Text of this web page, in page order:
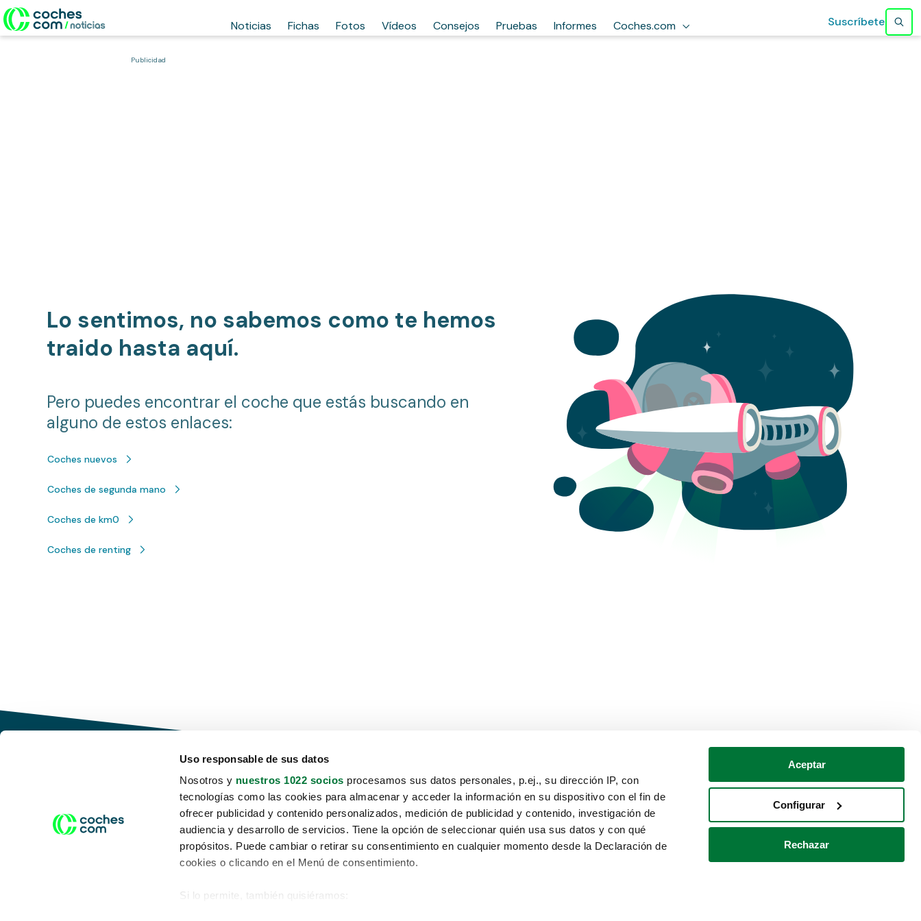
Uso responsable de sus datos
Nosotros y nuestros 1022 socios procesamos sus datos personales, p.ej., su dirección IP, con
tecnologías como las cookies para almacenar y acceder la información en su dispositivo con el fin de
ofrecer publicidad y contenido personalizados, medición de publicidad y contenido, investigación de
audiencia y desarrollo de servicios. Tiene la opción de seleccionar quién usa sus datos y con qué
propósitos. Puede cambiar o retirar su consentimiento en cualquier momento desde la Declaración de
cookies o clicando en el Menú de consentimiento.
Si lo permite, también quisiéramos:
Aceptar
Configurar
Rechazar
Noticias Fichas Fotos Vídeos Consejos Pruebas Informes Coches.com Suscríbete
Publicidad
Lo sentimos, no sabemos como te hemos
traido hasta aquí.
Pero puedes encontrar el coche que estás buscando en
alguno de estos enlaces:
Coches nuevos
Coches de segunda mano
Coches de km0
Coches de renting
Conduce tu futuro,
desata tu movilidad